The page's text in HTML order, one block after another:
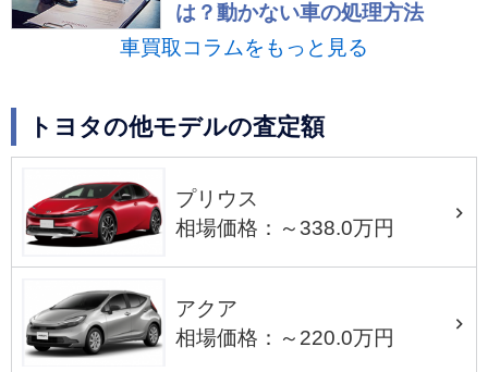
は？動かない車の処理方法
車買取コラムをもっと見る
トヨタの他モデルの査定額
プリウス
相場価格：～338.0万円
アクア
相場価格：～220.0万円